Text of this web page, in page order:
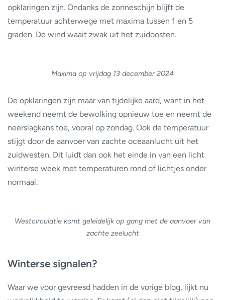
opklaringen zijn. Ondanks de zonneschijn blijft de
temperatuur achterwege met maxima tussen 1 en 5
graden. De wind waait zwak uit het zuidoosten.
Maxima op vrijdag 13 december 2024
De opklaringen zijn maar van tijdelijke aard, want in het
weekend neemt de bewolking opnieuw toe en neemt de
neerslagkans toe, vooral op zondag. Ook de temperatuur
stijgt door de aanvoer van zachte oceaanlucht uit het
zuidwesten. Dit luidt dan ook het einde in van een licht
winterse week met temperaturen rond of lichtjes onder
normaal.
Westcirculatie komt geleidelijk op gang met de aanvoer van
zachte zeelucht
Winterse signalen?
Waar we voor gevreesd hadden in de vorige blog, lijkt nu